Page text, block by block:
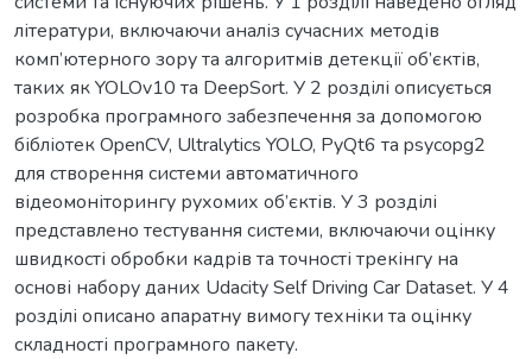
літератури, включаючи аналіз сучасних методів
комп’ютерного зору та алгоритмів детекції об’єктів,
таких як YOLOv10 та DeepSort. У 2 розділі описується
розробка програмного забезпечення за допомогою
бібліотек OpenCV, Ultralytics YOLO, PyQt6 та psycopg2
для створення системи автоматичного
відеомоніторингу рухомих об’єктів. У 3 розділі
представлено тестування системи, включаючи оцінку
швидкості обробки кадрів та точності трекінгу на
основі набору даних Udacity Self Driving Car Dataset. У 4
розділі описано апаратну вимогу техніки та оцінку
складності програмного пакету.